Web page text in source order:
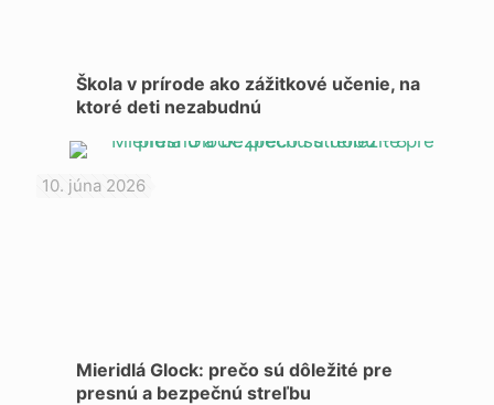
Škola v prírode ako zážitkové učenie, na
ktoré deti nezabudnú
10. júna 2026
Mieridlá Glock: prečo sú dôležité pre
presnú a bezpečnú streľbu